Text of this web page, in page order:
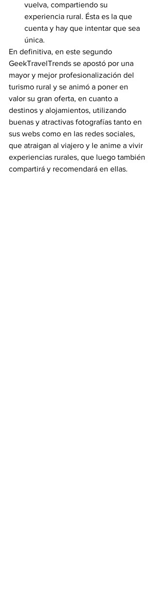
vuelva, compartiendo su
experiencia rural. Ésta es la que
cuenta y hay que intentar que sea
única.
En definitiva, en este segundo
GeekTravelTrends se apostó por una
mayor y mejor profesionalización del
turismo rural y se animó a poner en
valor su gran oferta, en cuanto a
destinos y alojamientos, utilizando
buenas y atractivas fotografías tanto en
sus webs como en las redes sociales,
que atraigan al viajero y le anime a vivir
experiencias rurales, que luego también
compartirá y recomendará en ellas.